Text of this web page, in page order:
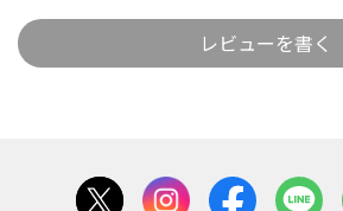
レビューを書く